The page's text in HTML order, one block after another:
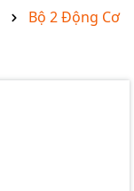
Bộ 2 Động Cơ